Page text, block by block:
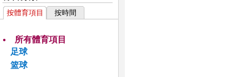
按體育項目 按時間
所有體育項目
足球
篮球